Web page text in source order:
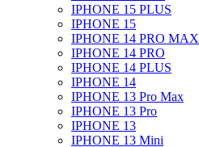
IPHONE 15 PLUS
IPHONE 15
IPHONE 14 PRO MAX
IPHONE 14 PRO
IPHONE 14 PLUS
IPHONE 14
IPHONE 13 Pro Max
IPHONE 13 Pro
IPHONE 13
IPHONE 13 Mini